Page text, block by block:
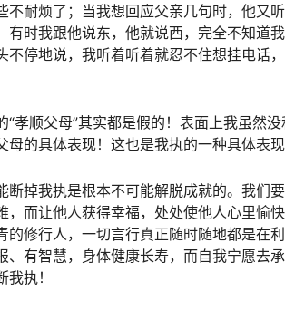
不耐烦了；当我想回应父亲几句时，他又
有时我跟他说东，他就说西，完全不知道
不停地说，我听着听着就忍不住想挂电话
孝顺父母”其实都是假的！表面上我虽然
的具体表现！这也是我执的一种具体表现
断掉我执是根本不可能解脱成就的。我们
，而让他人获得幸福，处处使他人心里愉
的修行人，一切言行真正随时随地都是在
、有智慧，身体健康长寿，而自我宁愿去
执！